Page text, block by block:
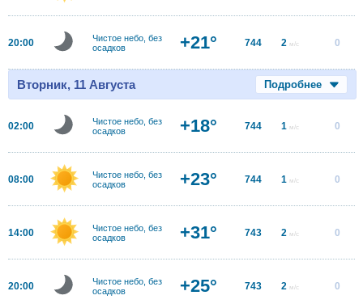
20:00
Чистое небо, без
осадков
+21° 744 2 м/с 0
Вторник, 11 Августа Подробнее
02:00
Чистое небо, без
осадков
+18° 744 1 м/с 0
08:00
Чистое небо, без
осадков
+23° 744 1 м/с 0
14:00
Чистое небо, без
осадков
+31° 743 2 м/с 0
20:00
Чистое небо, без
осадков
+25° 743 2 м/с 0